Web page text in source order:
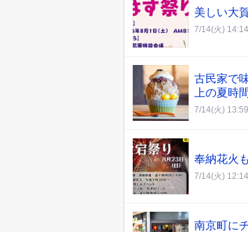
美しい大
7/14(火) 14:14
古民家で
上の夏時
7/14(火) 13:59
奉納花火
7/14(火) 12:14
南京町に